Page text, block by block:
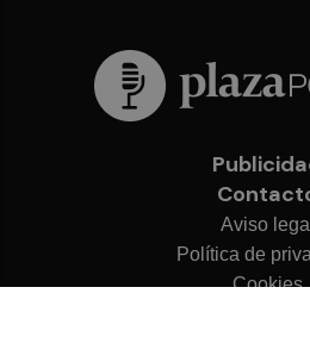
Aviso legal
Política de
Cookies